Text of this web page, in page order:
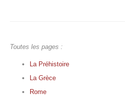
Toutes les pages :
La Préhistoire
La Grèce
Rome